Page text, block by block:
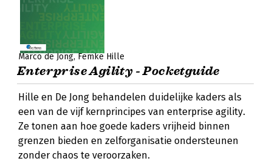
Marco de Jong Femke Hille
Enterprise Agility - Pocketguide
Hille en De Jong behandelen duidelijke kaders als
een van de vijf kernprincipes van enterprise agility.
Ze tonen aan hoe goede kaders vrijheid binnen
grenzen bieden en zelforganisatie ondersteunen
zonder chaos te veroorzaken.